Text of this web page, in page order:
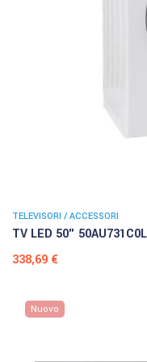
TELEVISORI / ACCESSORI
TV LED 50"
Prezzo
338,69 €
Nuovo